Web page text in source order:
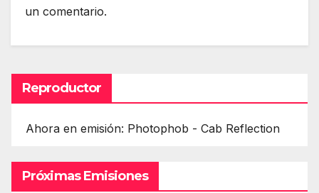
un comentario.
Reproductor
Ahora en emisión: Photophob - Cab Reflection
Próximas Emisiones